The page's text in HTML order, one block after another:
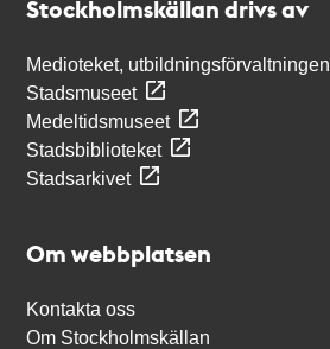
Stockholmskällan drivs av
Medioteket, utbildningsförvaltningen
Stadsmuseet
Medeltidsmuseet
Stadsbiblioteket
Stadsarkivet
Om webbplatsen
Kontakta oss
Om Stockholmskällan